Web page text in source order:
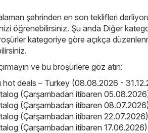
şehrinden en son teklifleri
öğrenebilirsiniz. Şu anda Diğer
kategoriye göre açıkça
ve bu broşürlere göz atın:
hot deals – Turkey (08.08.2026 -
(Çarşambadan itibaren
(Çarşambadan itibaren 08.07.2026)
(Çarşambadan itibaren 22.07.2026)
(Çarşambadan itibaren 17.06.2026)